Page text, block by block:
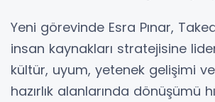
Yeni görevinde Esra Pınar,
insan kaynakları stratejisine
kültür, uyum, yetenek gelişimi
hazırlık alanlarında dönüşümü